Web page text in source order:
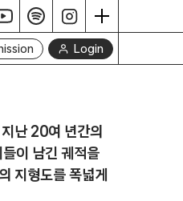
Login
난 20여 년간의
이 남긴 궤적을
지형도를 폭넓게